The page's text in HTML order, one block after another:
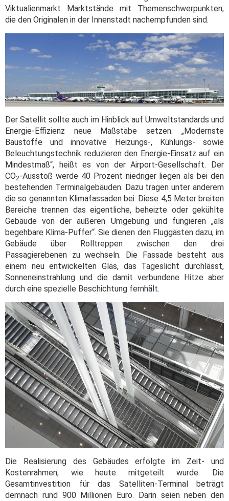
Viktualienmarkt Marktstände mit Themenschwerpunkten,
die den Originalen in der Innenstadt nachempfunden sind.
Der Satellit sollte auch im Hinblick auf Umweltstandards und
Energie-Effizienz neue Maßstäbe setzen. „Modernste
Baustoffe und innovative Heizungs-, Kühlungs- sowie
Beleuchtungstechnik reduzieren den Energie-Einsatz auf ein
Mindestmaß“, heißt es von der Airport-Gesellschaft. Der
CO2-Ausstoß werde 40 Prozent niedriger liegen als bei den
bestehenden Terminalgebäuden. Dazu tragen unter anderem
die so genannten Klimafassaden bei: Diese 4,5 Meter breiten
Bereiche trennen das eigentliche, beheizte oder gekühlte
Gebäude von der äußeren Umgebung und fungieren „als
begehbare Klima-Puffer“. Sie dienen den Fluggästen dazu, im
Gebäude über Rolltreppen zwischen den drei
Passagierebenen zu wechseln. Die Fassade besteht aus
einem neu entwickelten Glas, das Tageslicht durchlässt,
Sonneneinstrahlung und die damit verbundene Hitze aber
durch eine spezielle Beschichtung fernhält.
Die Realisierung des Gebäudes erfolgte im Zeit- und
Kostenrahmen, wie heute mitgeteilt wurde. Die
Gesamtinvestition für das Satelliten-Terminal beträgt
demnach rund 900 Millionen Euro. Darin seien neben den